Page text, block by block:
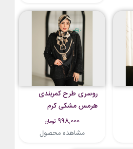
روسری طرح کمربندی
هرمس مشکی کرم
998,000 تومان
مشاهده محصول